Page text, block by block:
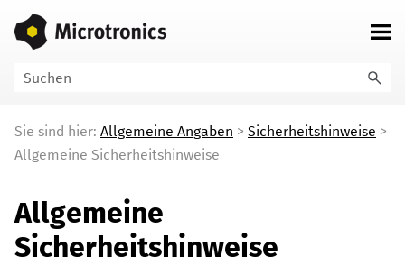
Zu Hauptinhalt springen
Sie sind hier: Allgemeine Angaben > Sicherheitshinweise >
Allgemeine Sicherheitshinweise
Allgemeine
Sicherheitshinweise